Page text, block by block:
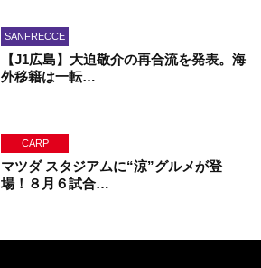
SANFRECCE
【J1広島】大迫敬介の再合流を発表。海
外移籍は一転…
CARP
マツダ スタジアムに“涼”グルメが登
場！８月６試合…